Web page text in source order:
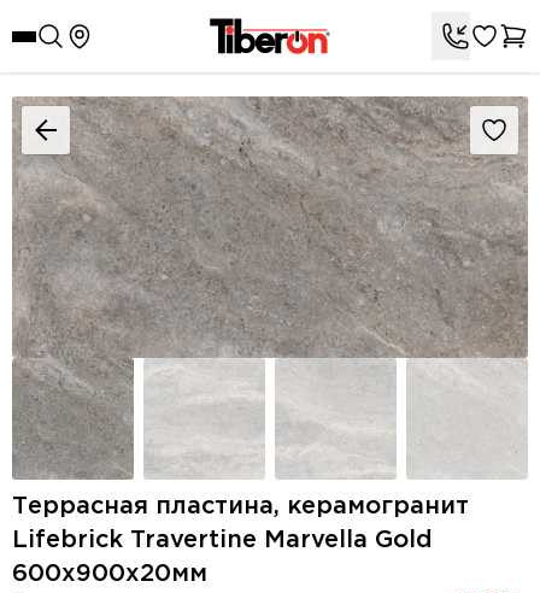
Террасная пластина, керамогранит
Lifebrick Travertine Marvella Gold
600x900х20мм